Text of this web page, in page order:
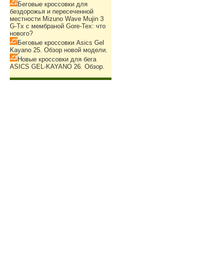
Беговые кроссовки для
бездорожья и пересеченной
местности Mizuno Wave Mujin 3
G-Tx с мембраной Gore-Tex: что
нового?
Беговые кроссовки Asics Gel
Kayano 25. Обзор новой модели.
Новые кроссовки для бега
ASICS GEL-KAYANO 26. Обзор.